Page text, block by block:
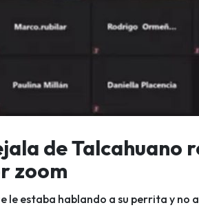
de Talcahuano
zoom
le estaba hablando a su perrita y no